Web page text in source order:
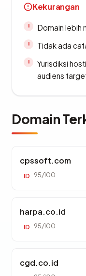
Kekurangan
Domain lebih
Tidak ada
Yurisdiksi
audiens
Domain
cpssoft.com
ID 95/100
harpa.co.id
ID 95/100
cgd.co.id